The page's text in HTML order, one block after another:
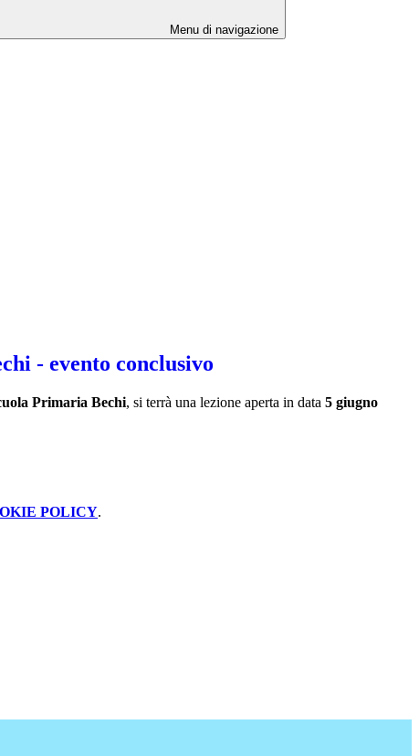
Menu di navigazione
- evento conclusivo
Primaria Bechi, si terrà una lezione aperta in data 5 giugno
POLICY.